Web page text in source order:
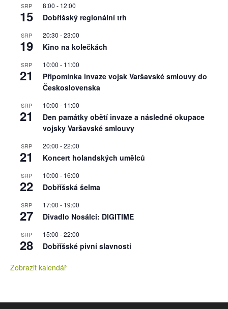
SRP
15
8:00 - 12:00
Dobříšský regionální trh
SRP
19
20:30 -23:00
Kino na kolečkách
SRP
21
10:00 - 11:00
Připomínka invaze vojsk Varšavské smlouvy do
Československa
SRP
21
10:00 - 11:00
Den památky obětí invaze a následné okupace
vojsky Varšavské smlouvy
SRP
21
20:00 -22:00
Koncert holandských umělců
SRP
22
10:00 - 16:00
Dobříšská šelma
SRP
27
17:00 - 19:00
Divadlo Nosálci: DIGITIME
SRP
28
15:00 -22:00
Dobříšské pivní slavnosti
Zobrazit kalendář